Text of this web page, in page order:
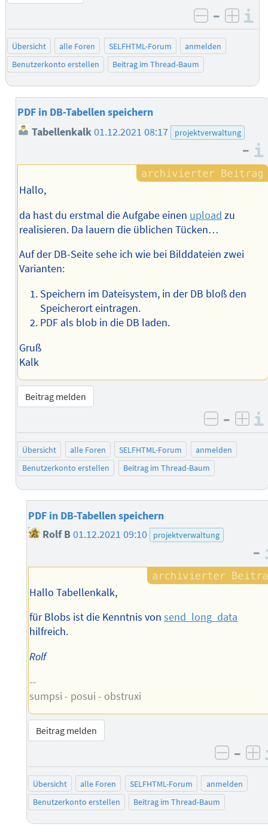
negativ
–
Übersicht alle Foren SELFHTML-Forum
anmelden
Benutzerkonto erstellen
Beitrag im Thread-Baum
PDF in DB-Tabellen speichern
Tabellenkalk01.12.2021 08:17 projektverwaltung
–
Hallo,
da hast du erstmal die Aufgabe einen upload zu
realisieren. Da lauern die üblichen Tücken…
Auf der DB-Seite sehe ich wie bei Bilddateien zwei
Varianten:
Speichern im Dateisystem, in der DB bloß den
Speicherort eintragen.
PDF als blob in die DB laden.
Gruß
Kalk
Beitrag melden
negativ
–
Übersicht alle Foren SELFHTML-Forum
anmelden
Benutzerkonto erstellen
Beitrag im Thread-Baum
PDF in DB-Tabellen speichern
Rolf B01.12.2021 09:10 projektverwaltung
–
Hallo Tabellenkalk,
für Blobs ist die Kenntnis vonsend_long_data
hilfreich.
Rolf
--
sumpsi - posui - obstruxi
Beitrag melden
–
Übersicht alle Foren SELFHTML-Forum
anmelden
Benutzerkonto erstellen
Beitrag im Thread-Baum